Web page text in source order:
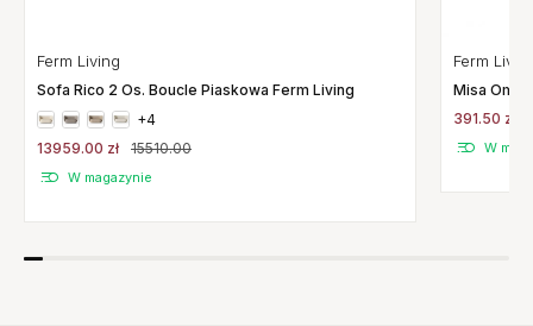
Ferm Living
Sofa Rico 2 Os. Boucle Piaskowa Ferm Living
+4
13959.00 zł
15510.00
W magazynie
Ferm
Misa
391.50 zł
W